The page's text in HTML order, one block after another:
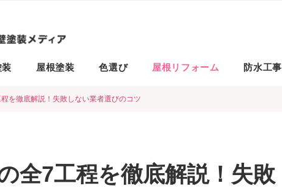
屋根塗装 色選び 屋根リフォーム 防水工事
を徹底解説！失敗しない業者選びのコツ
全7工程を徹底解説！失敗